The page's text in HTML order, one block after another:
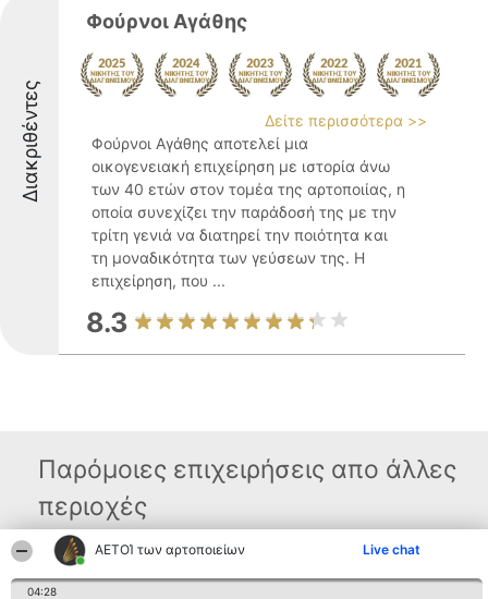
ΑΕΤΟΊ των αρτοποιείων Live chat
04:28
Διακριθέντες
Φούρνοι Αγάθης
Δείτε περισσότερα >>
Φούρνοι Αγάθης αποτελεί μια
οικογενειακή επιχείρηση με ιστορία άνω
των 40 ετών στον τομέα της αρτοποιίας, η
οποία συνεχίζει την παράδοσή της με την
τρίτη γενιά να διατηρεί την ποιότητα και
τη μοναδικότητα των γεύσεων της. Η
επιχείρηση, που ...
8.3
Παρόμοιες επιχειρήσεις απο άλλες
περιοχές
Διοργανωτής της
κατάταξης
Κατάταξη Επικοινωνία